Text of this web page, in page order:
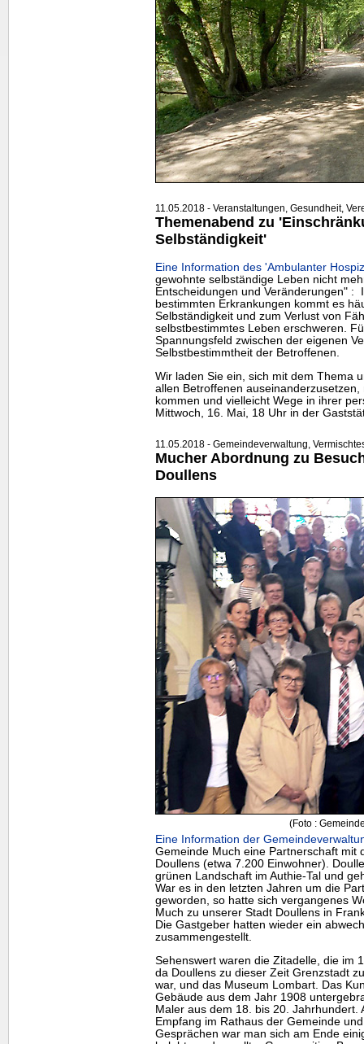
11.05.2018 - Veranstaltungen, Gesundheit,
Themenabend zu
Selbständigkeit'
Eine Information des 'Ambulanter
gewohnte selbständige Leben nicht
Entscheidungen und Veränderungen" :
bestimmten Erkrankungen kommt es
Selbständigkeit und zum Verlust von
selbstbestimmtes Leben erschweren.
Spannungsfeld zwischen der eigenen
Selbstbestimmtheit der Betroffenen.
Wir laden Sie ein, sich mit dem Thema
allen Betroffenen
kommen und vielleicht Wege in ihrer
Mittwoch, 16. Mai, 18 Uhr in der
11.05.2018 - Gemeindeverwaltung,
Mucher Abordnung zu
Doullens
(Foto :
Eine Information der
Gemeinde Much eine Partnerschaft mit
Doullens (etwa 7.200 Einwohner).
grünen Landschaft im Authie-Tal und
War es in den letzten Jahren um die
geworden, so hatte sich vergangenes
Much zu unserer Stadt Doullens in
Die Gastgeber hatten wieder ein
zusammengestellt.
Sehenswert waren die Zitadelle, die im
da Doullens zu dieser Zeit Grenzstadt
war, und das Museum Lombart. Das
Gebäude aus dem Jahr 1908
Maler aus dem 18. bis 20. Jahrhundert.
Empfang im Rathaus der Gemeinde
Gesprächen war man sich am Ende